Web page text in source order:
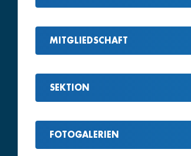
MITGLIEDSCHAFT
SEKTION
FOTOGALERIEN